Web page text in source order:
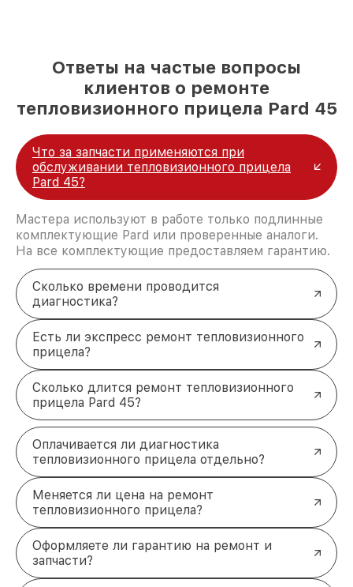
Ответы на частые вопросы
клиентов о ремонте
тепловизионного прицела Pard 45
Что за запчасти применяются при
обслуживании тепловизионного прицела
Pard 45?
Мастера используют в работе только подлинные
комплектующие Pard или проверенные аналоги.
На все комплектующие предоставляем гарантию.
Сколько времени проводится
диагностика?
Есть ли экспресс ремонт тепловизионного
прицела?
Сколько длится ремонт тепловизионного
прицела Pard 45?
Оплачивается ли диагностика
тепловизионного прицела отдельно?
Меняется ли цена на ремонт
тепловизионного прицела?
Оформляете ли гарантию на ремонт и
запчасти?